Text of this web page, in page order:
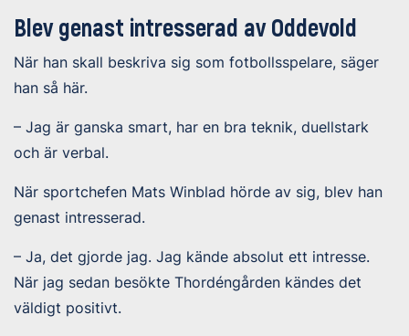
Blev genast intresserad av Oddevold
När han skall beskriva sig som fotbollsspelare, säger
han så här.
– Jag är ganska smart, har en bra teknik, duellstark
och är verbal.
När sportchefen Mats Winblad hörde av sig, blev han
genast intresserad.
– Ja, det gjorde jag. Jag kände absolut ett intresse.
När jag sedan besökte Thordéngården kändes det
väldigt positivt.